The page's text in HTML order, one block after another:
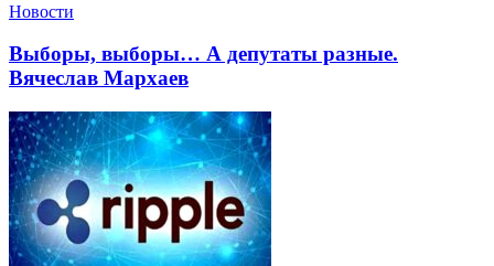
Новости
Выборы, выборы… А депутаты разные.
Вячеслав Мархаев